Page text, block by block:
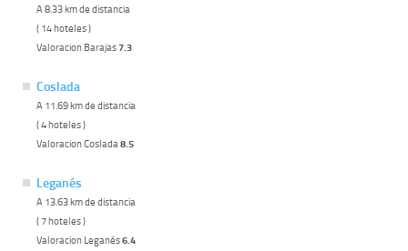
A 8.33 km de distancia
( 14 hoteles )
Valoracion Barajas7.3
Coslada
A 11.69 km de distancia
( 4 hoteles )
Valoracion Coslada 8.5
Leganés
A 13.63 km de distancia
( 7 hoteles )
Valoracion Leganés6.4